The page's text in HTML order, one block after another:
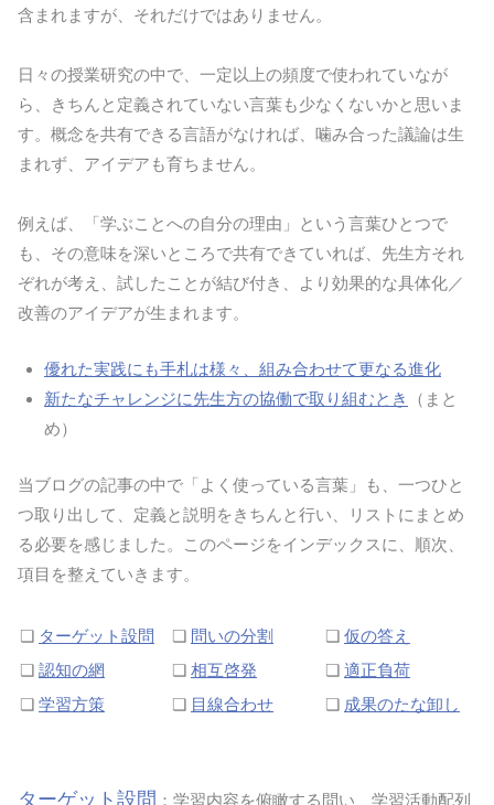
含まれますが、それだけではありません。
日々の授業研究の中で、一定以上の頻度で使われていなが
ら、きちんと定義されていない言葉も少なくないかと思いま
す。概念を共有できる言語がなければ、噛み合った議論は生
まれず、アイデアも育ちません。
例えば、「学ぶことへの自分の理由」という言葉ひとつで
も、その意味を深いところで共有できていれば、先生方それ
ぞれが考え、試したことが結び付き、より効果的な具体化／
改善のアイデアが生まれます。
優れた実践にも手札は様々、組み合わせて更なる進化
新たなチャレンジに先生方の協働で取り組むとき
（まと
め）
当ブログの記事の中で「よく使っている言葉」も、一つひと
つ取り出して、定義と説明をきちんと行い、リストにまとめ
る必要を感じました。このページをインデックスに、順次、
項目を整えていきます。
❏ ターゲット設問 ❏ 問いの分割 ❏ 仮の答え
❏ 認知の網 ❏ 相互啓発 ❏ 適正負荷
❏ 学習方策 ❏ 目線合わせ ❏ 成果のたな卸し
ターゲット設問 ：学習内容を俯瞰する問い、学習活動配列